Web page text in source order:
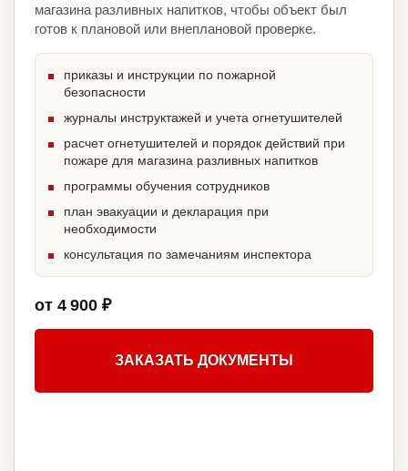
магазина разливных напитков, чтобы объект был
готов к плановой или внеплановой проверке.
приказы и инструкции по пожарной
безопасности
журналы инструктажей и учета огнетушителей
расчет огнетушителей и порядок действий при
пожаре для магазина разливных напитков
программы обучения сотрудников
план эвакуации и декларация при
необходимости
консультация по замечаниям инспектора
от 4 900 ₽
ЗАКАЗАТЬ ДОКУМЕНТЫ